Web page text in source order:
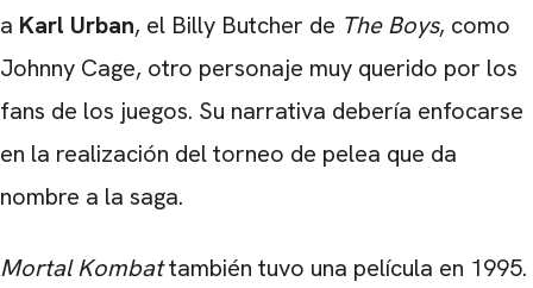
a Karl Urban, el Billy Butcher de The Boys, como
Johnny Cage, otro personaje muy querido por los
fans de los juegos. Su narrativa debería enfocarse
en la realización del torneo de pelea que da
nombre a la saga.
Mortal Kombattambién tuvo una película en 1995.